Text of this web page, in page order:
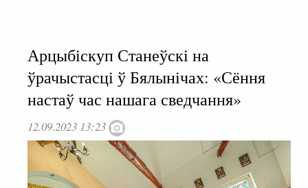
Арцыбіскуп Станеўскі на
ўрачыстасці ў Бялынічах: «Сёння
настаў час нашага сведчання»
12.09.2023 13:23